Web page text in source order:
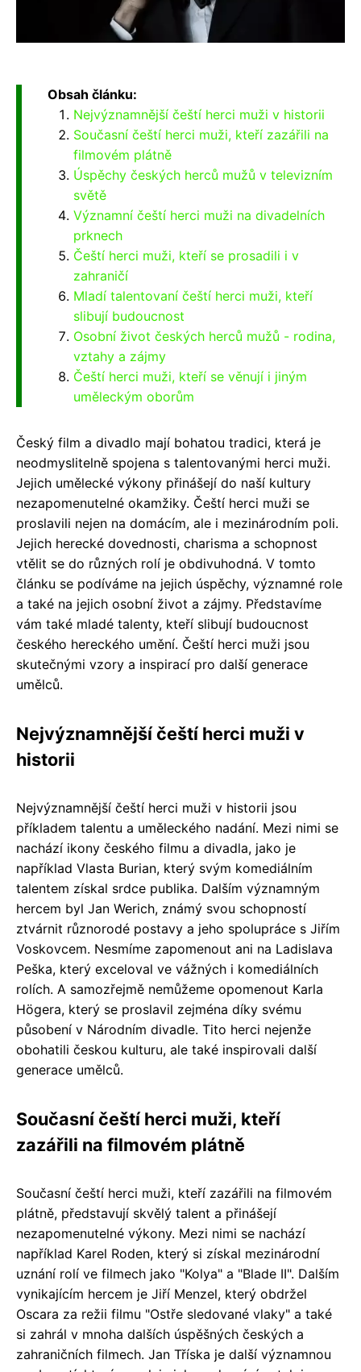
Obsah článku:
Nejvýznamnější čeští herci muži v historii
Současní čeští herci muži, kteří zazářili na
filmovém plátně
Úspěchy českých herců mužů v televizním
světě
Významní čeští herci muži na divadelních
prknech
Čeští herci muži, kteří se prosadili i v
zahraničí
Mladí talentovaní čeští herci muži, kteří
slibují budoucnost
Osobní život českých herců mužů - rodina,
vztahy a zájmy
Čeští herci muži, kteří se věnují i jiným
uměleckým oborům
Český film a divadlo mají bohatou tradici, která je
neodmyslitelně spojena s talentovanými herci muži.
Jejich umělecké výkony přinášejí do naší kultury
nezapomenutelné okamžiky. Čeští herci muži se
proslavili nejen na domácím, ale i mezinárodním poli.
Jejich herecké dovednosti, charisma a schopnost
vtělit se do různých rolí je obdivuhodná. V tomto
článku se podíváme na jejich úspěchy, významné role
a také na jejich osobní život a zájmy. Představíme
vám také mladé talenty, kteří slibují budoucnost
českého hereckého umění. Čeští herci muži jsou
skutečnými vzory a inspirací pro další generace
umělců.
Nejvýznamnější čeští herci muži v
historii
Nejvýznamnější čeští herci muži v historii jsou
příkladem talentu a uměleckého nadání. Mezi nimi se
nachází ikony českého filmu a divadla, jako je
například Vlasta Burian, který svým komediálním
talentem získal srdce publika. Dalším významným
hercem byl Jan Werich, známý svou schopností
ztvárnit různorodé postavy a jeho spolupráce s Jiřím
Voskovcem. Nesmíme zapomenout ani na Ladislava
Peška, který exceloval ve vážných i komediálních
rolích. A samozřejmě nemůžeme opomenout Karla
Högera, který se proslavil zejména díky svému
působení v Národním divadle. Tito herci nejenže
obohatili českou kulturu, ale také inspirovali další
generace umělců.
Současní čeští herci muži, kteří
zazářili na filmovém plátně
Současní čeští herci muži, kteří zazářili na filmovém
plátně, představují skvělý talent a přinášejí
nezapomenutelné výkony. Mezi nimi se nachází
například Karel Roden, který si získal mezinárodní
uznání rolí ve filmech jako "Kolya" a "Blade II". Dalším
vynikajícím hercem je Jiří Menzel, který obdržel
Oscara za režii filmu "Ostře sledované vlaky" a také
si zahrál v mnoha dalších úspěšných českých a
zahraničních filmech. Jan Tříska je další významnou